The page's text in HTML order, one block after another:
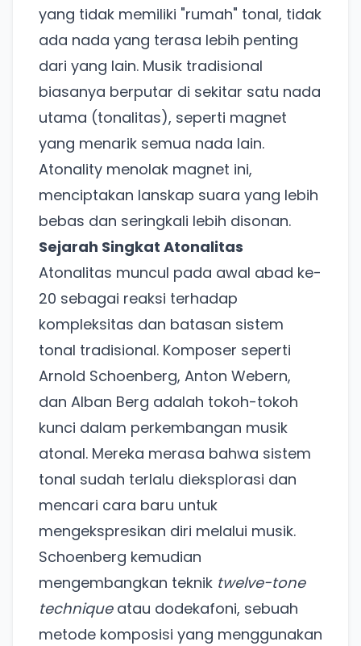
yang tidak memiliki "rumah" tonal, tidak
ada nada yang terasa lebih penting
dari yang lain. Musik tradisional
biasanya berputar di sekitar satu nada
utama (tonalitas), seperti magnet
yang menarik semua nada lain.
Atonality menolak magnet ini,
menciptakan lanskap suara yang lebih
bebas dan seringkali lebih disonan.
Sejarah Singkat Atonalitas
Atonalitas muncul pada awal abad ke-
20 sebagai reaksi terhadap
kompleksitas dan batasan sistem
tonal tradisional. Komposer seperti
Arnold Schoenberg, Anton Webern,
dan Alban Berg adalah tokoh-tokoh
kunci dalam perkembangan musik
atonal. Mereka merasa bahwa sistem
tonal sudah terlalu dieksplorasi dan
mencari cara baru untuk
mengekspresikan diri melalui musik.
Schoenberg kemudian
mengembangkan teknik twelve-tone
techniqueatau dodekafoni, sebuah
metode komposisi yang menggunakan